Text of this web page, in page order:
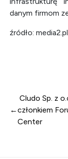
danym firmom
źródło: media2.pl
Cludo Sp. z
członkiem
Center